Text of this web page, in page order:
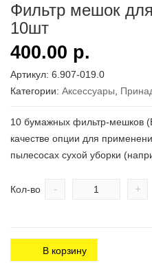
Фильтр мешок
10шт
400.00 р.
Артикул: 6.907-019.0
Категории: Аксесcуары
10 бумажных фильтр-мешков
качестве опции для
пылесосах сухой уборки
Кол-во - +
В корзину